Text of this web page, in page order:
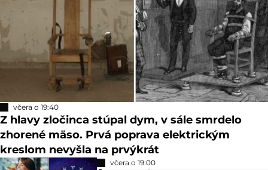
včera o 19:40
Z hlavy zločinca stúpal dym, v sále smrdelo
zhorené mäso. Prvá poprava elektrickým
kreslom nevyšla na prvýkrát
včera o 19:00